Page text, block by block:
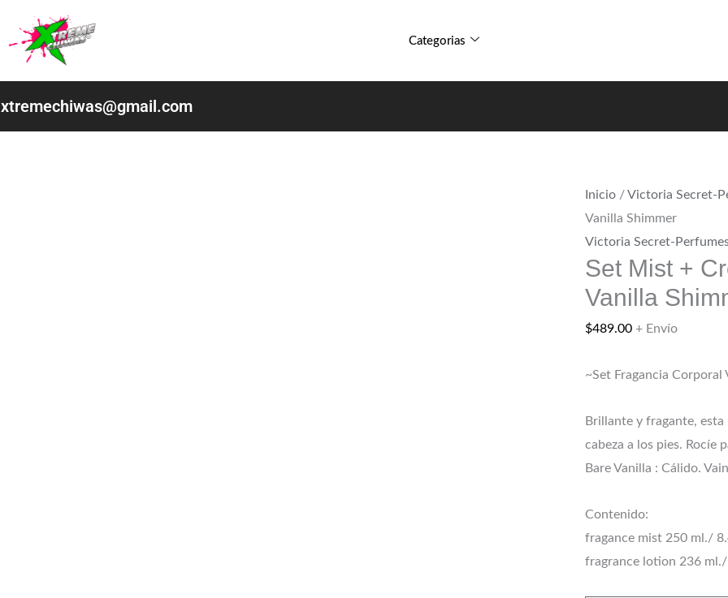
contenido
Categorias
xtremechiwas@gmail.com
Inicio /Victoria Secret-
Vanilla Shimmer
Victoria Secret-
Set Mist +
Vanilla
$489.00 + Envío
~Set Fragancia
Brillante y fragante,
cabeza a los pies. Rocíe
Bare Vanilla : Cálido.
Contenido:
fragance mist 250 ml./
fragrance lotion 236
Crema
Shimmer
cantidad
Bare
Shimmer